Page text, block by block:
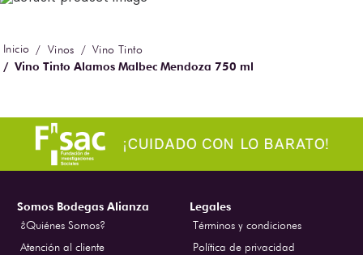
Vinos
Vino Tinto
Vino Tinto Alamos Malbec Mendoza 750 ml
Somos Bodegas Alianza
¿Quiénes Somos?
Atención al cliente
Legales
Términos y condiciones
Política de privacidad